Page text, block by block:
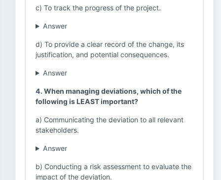
c) To track the progress of the project.
Answer
d) To provide a clear record of the change, its
justification, and potential consequences.
Answer
4. When managing deviations, which of the
following is LEAST important?
a) Communicating the deviation to all relevant
stakeholders.
Answer
b) Conducting a risk assessment to evaluate the
impact of the deviation.